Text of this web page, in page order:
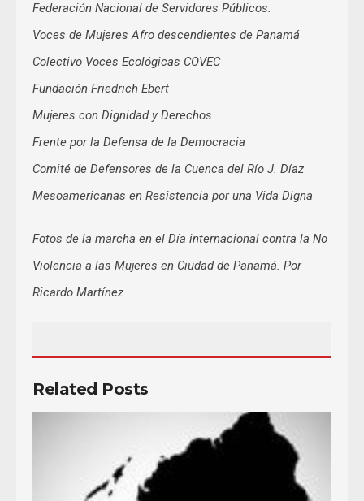
Federación Nacional de Servidores Públicos.
Voces de Mujeres Afro descendientes de Panamá
Colectivo Voces Ecológicas COVEC
Fundación Friedrich Ebert
Mujeres con Dignidad y Derechos
Frente por la Defensa de la Democracia
Comité de Defensores de la Cuenca del Río J. Díaz
Mesoamericanas en Resistencia por una Vida Digna
Fotos de la marcha en el Día internacional contra la No
Violencia a las Mujeres en Ciudad de Panamá. Por
Ricardo Martínez
Related Posts